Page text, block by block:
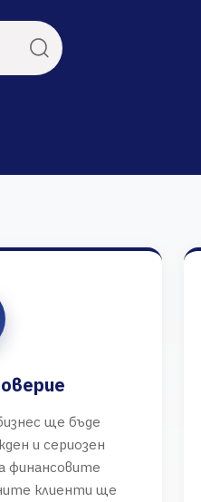
ще бъде
и сериозен
финансовите
клиенти ще